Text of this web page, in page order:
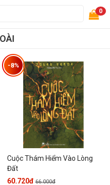
0
Cuộc Thám Hiểm Vào Lòng
Đất
-8%
60.720đ 66.000đ